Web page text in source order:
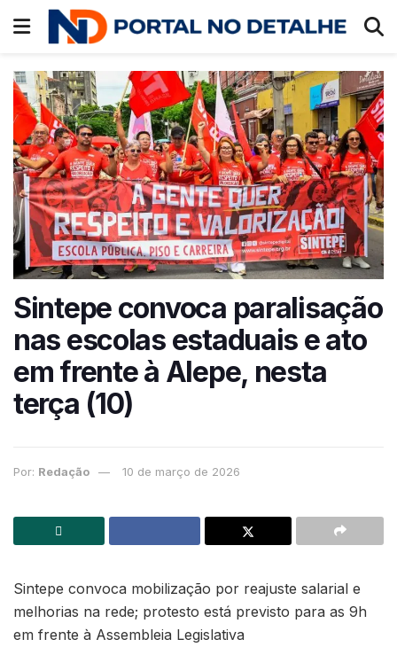
Sintepe convoca paralisação
nas escolas estaduais e ato
em frente à Alepe, nesta
terça (10)
Por: Redação 10 de março de 2026
Sintepe convoca mobilização por reajuste salarial e
melhorias na rede; protesto está previsto para as 9h
em frente à Assembleia Legislativa